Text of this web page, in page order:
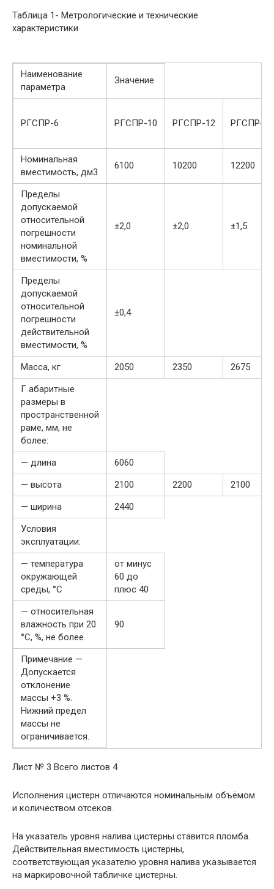
Таблица 1- Метрологические и технические
характеристики
Наименование
параметра
Значение
РГСПР-6 РГСПР-10 РГСПР-12 РГСПР-20
Номинальная
вместимость, дм3
6100 10200 12200
Пределы
допускаемой
относительной
погрешности
номинальной
вместимости, %
±2,0 ±2,0 ±1,5
Пределы
допускаемой
относительной
погрешности
действительной
вместимости, %
±0,4
Масса, кг 2050 2350
2675
Г абаритные
размеры в
пространственной
раме, мм, не
более:
— длина
6060
— высота
2100 2200
2100
— ширина
2440
Условия
эксплуатации:
— температура
окружающей
среды, °С
от минус
60 до
плюс 40
— относительная
влажность при 20
°С, %, не более
90
Примечание —
Допускается
отклонение
массы +3 %.
Нижний предел
массы не
ограничивается.
Лист № 3 Всего листов 4
Исполнения цистерн отличаются номинальным объёмом
и количеством отсеков.
На указатель уровня налива цистерны ставится пломба.
Действительная вместимость цистерны,
соответствующая указателю уровня налива указывается
на маркировочной табличке цистерны.